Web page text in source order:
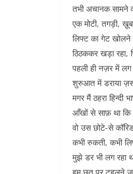
तभी अचानक सामने
एक मोटी, तगड़ी,
लिफ्ट का गेट
ठिठककर खड़ा रहा,
पहली ही नज़र में
शुरुआत में डराया
मगर मैं ठहरा हिन्दी
आँखों से साफ़ था कि
वो उस छोटे-से
कभी रुकती, कभी
मुझे डर भी लग रहा